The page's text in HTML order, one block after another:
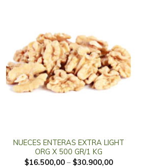
NUECES ENTERAS EXTRA LIGHT
ORG X 500 GR/1 KG
$16.500,00– $30.900,00